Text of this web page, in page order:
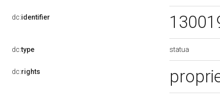
dc:identifier
dc:type statua
dc:rights